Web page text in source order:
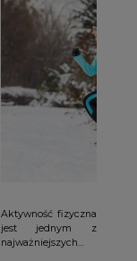
Aktywność fizyczna
jest jednym z
najważniejszych